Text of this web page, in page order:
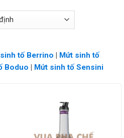
tố Berrino | Mứt sinh tố
Boduo | Mứt sinh tố Sensini